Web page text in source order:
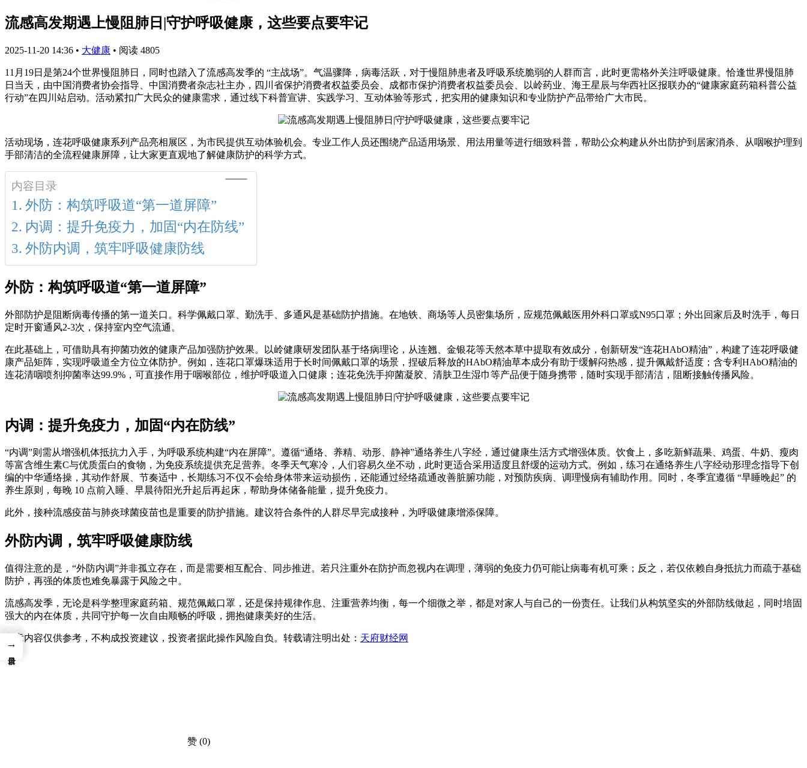
流感高发期遇上慢阻肺日|守护呼吸健康，这些要点要牢记
2025-11-20 14:36 • 大健康 • 阅读 4805
11月19日是第24个世界慢阻肺日，同时也踏入了流感高发季的 “主战场”。气温骤降，病毒活跃，对于慢阻肺患者及呼吸系统脆弱的人群而言，此时更需格外关注呼吸健康。恰逢世界慢阻肺
日当天，由中国消费者协会指导、中国消费者杂志社主办，四川省保护消费者权益委员会、成都市保护消费者权益委员会、以岭药业、海王星辰与华西社区报联办的“健康家庭药箱科普公益
行动”在四川站启动。活动紧扣广大民众的健康需求，通过线下科普宣讲、实践学习、互动体验等形式，把实用的健康知识和专业防护产品带给广大市民。
活动现场，连花呼吸健康系列产品亮相展区，为市民提供互动体验机会。专业工作人员还围绕产品适用场景、用法用量等进行细致科普，帮助公众构建从外出防护到居家消杀、从咽喉护理到
手部清洁的全流程健康屏障，让大家更直观地了解健康防护的科学方式。
内容目录
外防：构筑呼吸道“第一道屏障”
内调：提升免疫力，加固“内在防线”
外防内调，筑牢呼吸健康防线
外防：构筑呼吸道“第一道屏障”
外部防护是阻断病毒传播的第一道关口。科学佩戴口罩、勤洗手、多通风是基础防护措施。在地铁、商场等人员密集场所，应规范佩戴医用外科口罩或N95口罩；外出回家后及时洗手，每日
定时开窗通风2-3次，保持室内空气流通。
在此基础上，可借助具有抑菌功效的健康产品加强防护效果。以岭健康研发团队基于络病理论，从连翘、金银花等天然本草中提取有效成分，创新研发“连花HAbO精油”，构建了连花呼吸健
康产品矩阵，实现呼吸道全方位立体防护。例如，连花口罩爆珠适用于长时间佩戴口罩的场景，捏破后释放的HAbO精油草本成分有助于缓解闷热感，提升佩戴舒适度；含专利HAbO精油的
连花清咽喷剂抑菌率达99.9%，可直接作用于咽喉部位，维护呼吸道入口健康；连花免洗手抑菌凝胶、清肤卫生湿巾等产品便于随身携带，随时实现手部清洁，阻断接触传播风险。
内调：提升免疫力，加固“内在防线”
“内调”则需从增强机体抵抗力入手，为呼吸系统构建“内在屏障”。遵循“通络、养精、动形、静神”通络养生八字经，通过健康生活方式增强体质。饮食上，多吃新鲜蔬果、鸡蛋、牛奶、瘦肉
等富含维生素C与优质蛋白的食物，为免疫系统提供充足营养。冬季天气寒冷，人们容易久坐不动，此时更适合采用适度且舒缓的运动方式。例如，练习在通络养生八字经动形理念指导下创
编的中华通络操，其动作舒展、节奏适中，长期练习不仅不会给身体带来运动损伤，还能通过经络疏通改善脏腑功能，对预防疾病、调理慢病有辅助作用。同时，冬季宜遵循 “早睡晚起” 的
养生原则，每晚 10 点前入睡、早晨待阳光升起后再起床，帮助身体储备能量，提升免疫力。
此外，接种流感疫苗与肺炎球菌疫苗也是重要的防护措施。建议符合条件的人群尽早完成接种，为呼吸健康增添保障。
外防内调，筑牢呼吸健康防线
值得注意的是，“外防内调”并非孤立存在，而是需要相互配合、同步推进。若只注重外在防护而忽视内在调理，薄弱的免疫力仍可能让病毒有机可乘；反之，若仅依赖自身抵抗力而疏于基础
防护，再强的体质也难免暴露于风险之中。
流感高发季，无论是科学整理家庭药箱、规范佩戴口罩，还是保持规律作息、注重营养均衡，每一个细微之举，都是对家人与自己的一份责任。让我们从构筑坚实的外部防线做起，同时培固
强大的内在体质，共同守护每一次自由顺畅的呼吸，拥抱健康美好的生活。
文章内容仅供参考，不构成投资建议，投资者据此操作风险自负。转载请注明出处： 天府财经网
赞 (0)
→